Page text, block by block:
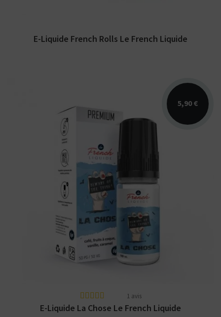
E-Liquide French Rolls Le French Liquide
5,90 €
Arômes : café, noisette grillée, caramel au
beurre salé, vanille, noix de pécan. Le
1 avis
E-Liquide La Chose Le French Liquide